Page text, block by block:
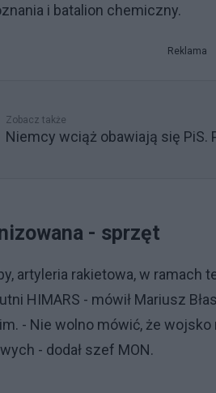
i batalion chemiczny.
Reklama
Zobacz także
Niemcy wciąż obawiają się
- sprzęt
artyleria rakietowa, w ramach
HIMARS - mówił Mariusz
- Nie wolno mówić, że
- dodał szef MON.